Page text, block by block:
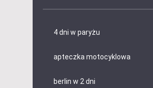
4 dni w paryżu
apteczka motocyklowa
berlin w 2 dni